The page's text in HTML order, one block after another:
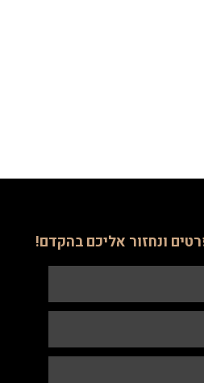
ונחזור אליכם בהקדם!